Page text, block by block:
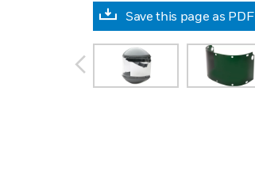
Save this page as PDF